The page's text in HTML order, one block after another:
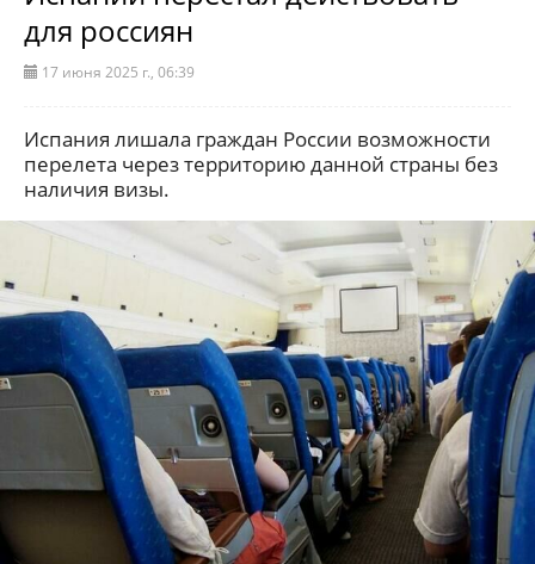
для россиян
17 июня 2025 г., 06:39
Испания лишала граждан России возможности
перелета через территорию данной страны без
наличия визы.